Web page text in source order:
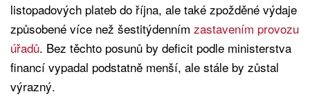
listopadových plateb do října, ale také zpožděné výdaje
způsobené více než šestitýdenním zastavením provozu
úřadů. Bez těchto posunů by deficit podle ministerstva
financí vypadal podstatně menší, ale stále by zůstal
výrazný.